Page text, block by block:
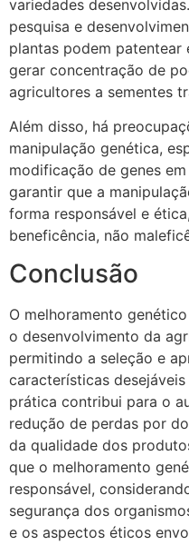
variedades
pesquisa e
plantas podem patentear
gerar concentração de
agricultores a sementes
Além disso, há
manipulação genética,
modificação de genes
garantir que a
forma responsável e
beneficência, não
Conclusão
O melhoramento
o desenvolvimento da
permitindo a seleção e
características
prática contribui para o
redução de perdas por
da qualidade dos
que o melhoramento
responsável,
segurança dos
e os aspectos éticos